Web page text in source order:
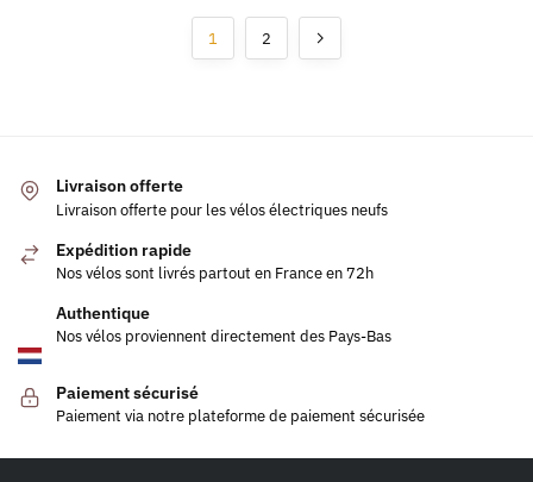
1 2
Livraison offerte
Livraison offerte pour les vélos électriques neufs
Expédition rapide
Nos vélos sont livrés partout en France en 72h
Authentique
Nos vélos proviennent directement des Pays-Bas
Paiement sécurisé
Paiement via notre plateforme de paiement sécurisée